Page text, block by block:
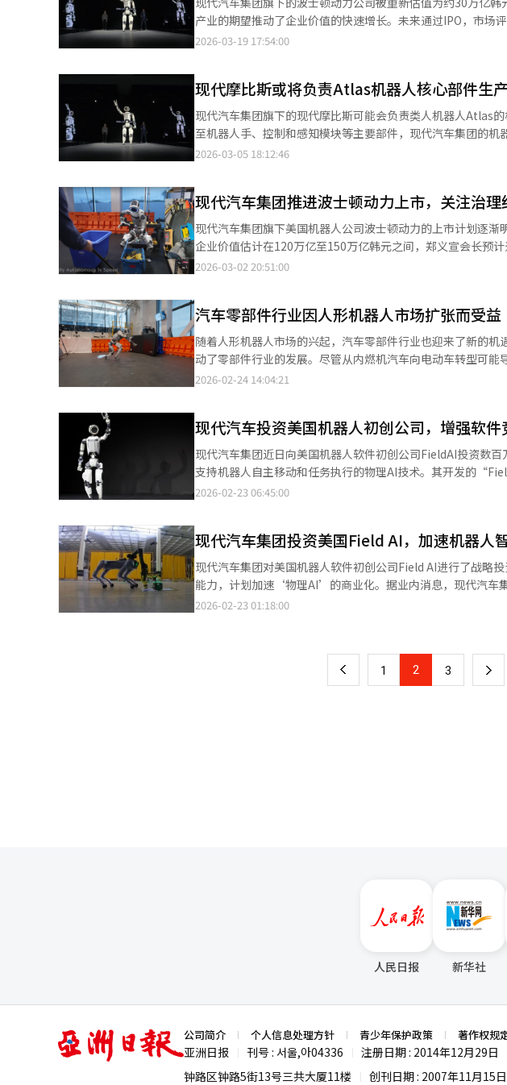
造和运营方式的智能技术。面对国际形势的变化，他表示，
遇。※ 本报道经人工智能（AI）系统翻译与编辑。
产业的期望推动了企业价值的快速增长。未来通过IPO，市场
电子公告系统和现代格罗维斯的业务报告，现代格罗维斯去年
波士顿动力80%的股份。当时的股权结构为郑义宣20%，现
业价值上升的背景是市场对类人机器人和物理AI的期待。波
斯”，从液压转为全电动结构，强调了工业应用的设计变化。
和“阿特拉斯”商业化路线图，计划2028年在美国乔治亚州电
2030年后扩展到高难度任务。市场认为，如果这些计划能从
顿动力的企业价值可能超过100万亿韩元。一些研究认为，到
波士顿动力若能获得一定市场份额，将有望实现大规模收入
个挑战。波士顿动力目前的收入约为1500亿韩元，但研发费
的企业，投资仍在持续增加。未来企业价值的关键因素在于商
机器人市场仍处于初期阶段，实际需求和价格结构尚未确定，
定，存在变动可能。如果波士顿动力的企业价值超过100万亿
对集团治理结构产生影响。根据旧股销售和资金使用计划，
翻译与编辑。
2026-03-19 17:54:00
现代摩比斯或将负责Atlas机器人核心部件生产
现代汽车集团旗下的现代摩比斯可能会负责类人机器人Atlas
至机器人手、控制和感知模块等主要部件，现代汽车集团的
露，波士顿动力正在与现代摩比斯讨论Atlas的执行器及其他
计，而现代摩比斯负责量产的结构可能会形成。利用现代摩比
程中同时确保质量管理和生产效率。抓手被认为是最有可能
功能，是类人机器人在实际工业现场执行任务所必需的核心
随着机器人产业的扩大，核心部件市场可能会形成。Atlas使
的形状和强度，甚至可以稳定地抓住像鸡蛋这样易碎的物体。
将根据生产数量差异化。对于初期生产数量有限的部件，将确
Atlas运营后所需的售后服务（AS）部件供应也在考虑由现代
链，利用这一优势可以有效运营机器人部件供应体系。现代
投资。自2021年收购波士顿动力以来，开发了物流机器人
术。类人机器人Atlas的开发目标是成为可在制造和物流现场
用中国部件的可能性，但由于美国市场为中心的供应链监管
（AI）系统翻译与编辑。
2026-03-05 18:12:46
现代汽车集团推进波士顿动力上市，关注治理
现代汽车集团旗下美国机器人公司波士顿动力的上市计划逐
企业价值估计在120万亿至150万亿韩元之间，郑义宣会长预
于解决循环出资问题，提升企业价值。据业内消息，现代汽车
Playter也离职。公司正从研发为主转向大规模生产，预计IPO
动力在美国纳斯达克上市。预计今年上半年完成预审查和承
预测，2035年全球人形机器人市场规模将达到960万台，波
和韩华投资证券分别估计波士顿动力的企业价值为128万亿和
郑会长可筹集高达30万亿韩元的资金。郑会长在2021年现代
份。目前，他仅持有0.3%的现代摩比斯股份。此外，郑梦九
力成功上市将为治理结构改革和继承工作提供充足资金。业
构改革的关键。通过上市获得更多资金，将拥有更多选择。”
2026-03-02 20:51:00
汽车零部件行业因人形机器人市场扩张而受益
随着人形机器人市场的兴起，汽车零部件行业也迎来了新的
动了零部件行业的发展。尽管从内燃机汽车向电动车转型可
内消息，现代摩比斯去年首次实现销售额突破60万亿韩元，得
立了机器人事业部，并开始招聘开发和生产技术人员。现代
人业务的核心部件执行器。随着行业的大规模投资，这将成
入机器人等新业务领域。位于大邱的汽车零部件公司SL负责
售。MobED计划从今年第一季度开始量产和销售，目标到
亿韩元之间，其中一部分将反映在SL的业绩中。SL的发言人
4185亿韩元，比去年的4071亿韩元增长2.8%。零部件行业的
信息院最近发布的《汽车零部件制造业产业与就业转型地图
万700人，比上年同期增加4100人。企业数量为8668家，比
投资带动了零部件行业的就业增长。在内燃机零部件缩减的背
向技术为中心转移。文学勋，韩国吴山大学未来汽车系教授
2026-02-24 14:04:21
现代汽车投资美国机器人初创公司，增强软件
现代汽车集团近日向美国机器人软件初创公司FieldAI投资数
支持机器人自主移动和任务执行的物理AI技术。其开发的
风险，执行自主任务。去年，FieldAI获得了来自贝佐斯探险
于波士顿动力的机器人狗Spot，并在全球建筑工地上使用。现
厂引入Atlas，并于2030年扩大至零部件组装。※ 本报道经人
2026-02-23 06:45:00
现代汽车集团投资美国Field AI，加速机器人
现代汽车集团对美国机器人软件初创公司Field AI进行了战略
能力，计划加速‘物理AI’的商业化。据业内消息，现代汽车
有‘机器人基础模型(FFM)’技术，使机器人在陌生环境中也
图，仅靠摄像头和传感器即可实时识别环境，适用于建筑工
人‘Spot’上进行验证。业内预计，Field AI的技术将应用于
发情况的能力。此举将加速现代汽车集团计划于2028年在美
2026-02-23 01:18:00
上 1 2 3 下
人民日报 新华社
亚
洲
日
公司简介 个人信息处理方针 青少年保护政策 著作权规
亚洲日报 刊号 : 서울,아04336 注册日期 : 2014年12月29日
钟路区钟路5街13号三共大厦11楼
创刊日期 : 2007年11月15日